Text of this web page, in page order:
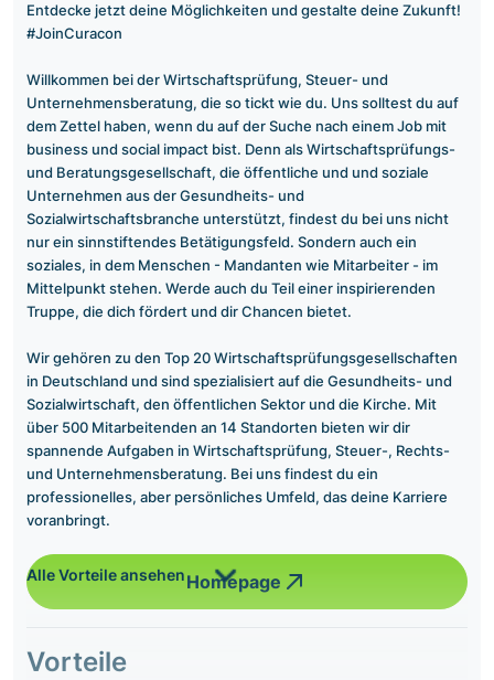
Entdecke jetzt deine Möglichkeiten und gestalte deine Zukunft!
#JoinCuracon
Willkommen bei der Wirtschaftsprüfung, Steuer- und
Unternehmensberatung, die so tickt wie du. Uns solltest du auf
dem Zettel haben, wenn du auf der Suche nach einem Job mit
business und social impact bist. Denn als Wirtschaftsprüfungs-
und Beratungsgesellschaft, die öffentliche und und soziale
Unternehmen aus der Gesundheits- und
Sozialwirtschaftsbranche unterstützt, findest du bei uns nicht
nur ein sinnstiftendes Betätigungsfeld. Sondern auch ein
soziales, in dem Menschen - Mandanten wie Mitarbeiter - im
Mittelpunkt stehen. Werde auch du Teil einer inspirierenden
Truppe, die dich fördert und dir Chancen bietet.
Wir gehören zu den Top 20 Wirtschaftsprüfungsgesellschaften
in Deutschland und sind spezialisiert auf die Gesundheits- und
Sozialwirtschaft, den öffentlichen Sektor und die Kirche. Mit
über 500 Mitarbeitenden an 14 Standorten bieten wir dir
spannende Aufgaben in Wirtschaftsprüfung, Steuer-, Rechts-
und Unternehmensberatung. Bei uns findest du ein
professionelles, aber persönliches Umfeld, das deine Karriere
voranbringt.
Homepage
Vorteile
Alle Vorteile ansehen